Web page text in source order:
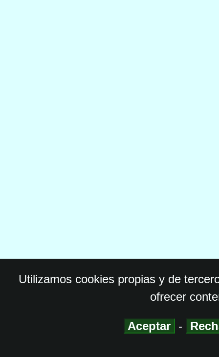
Utilizamos cookies propias y de
ofrecer
Aceptar -